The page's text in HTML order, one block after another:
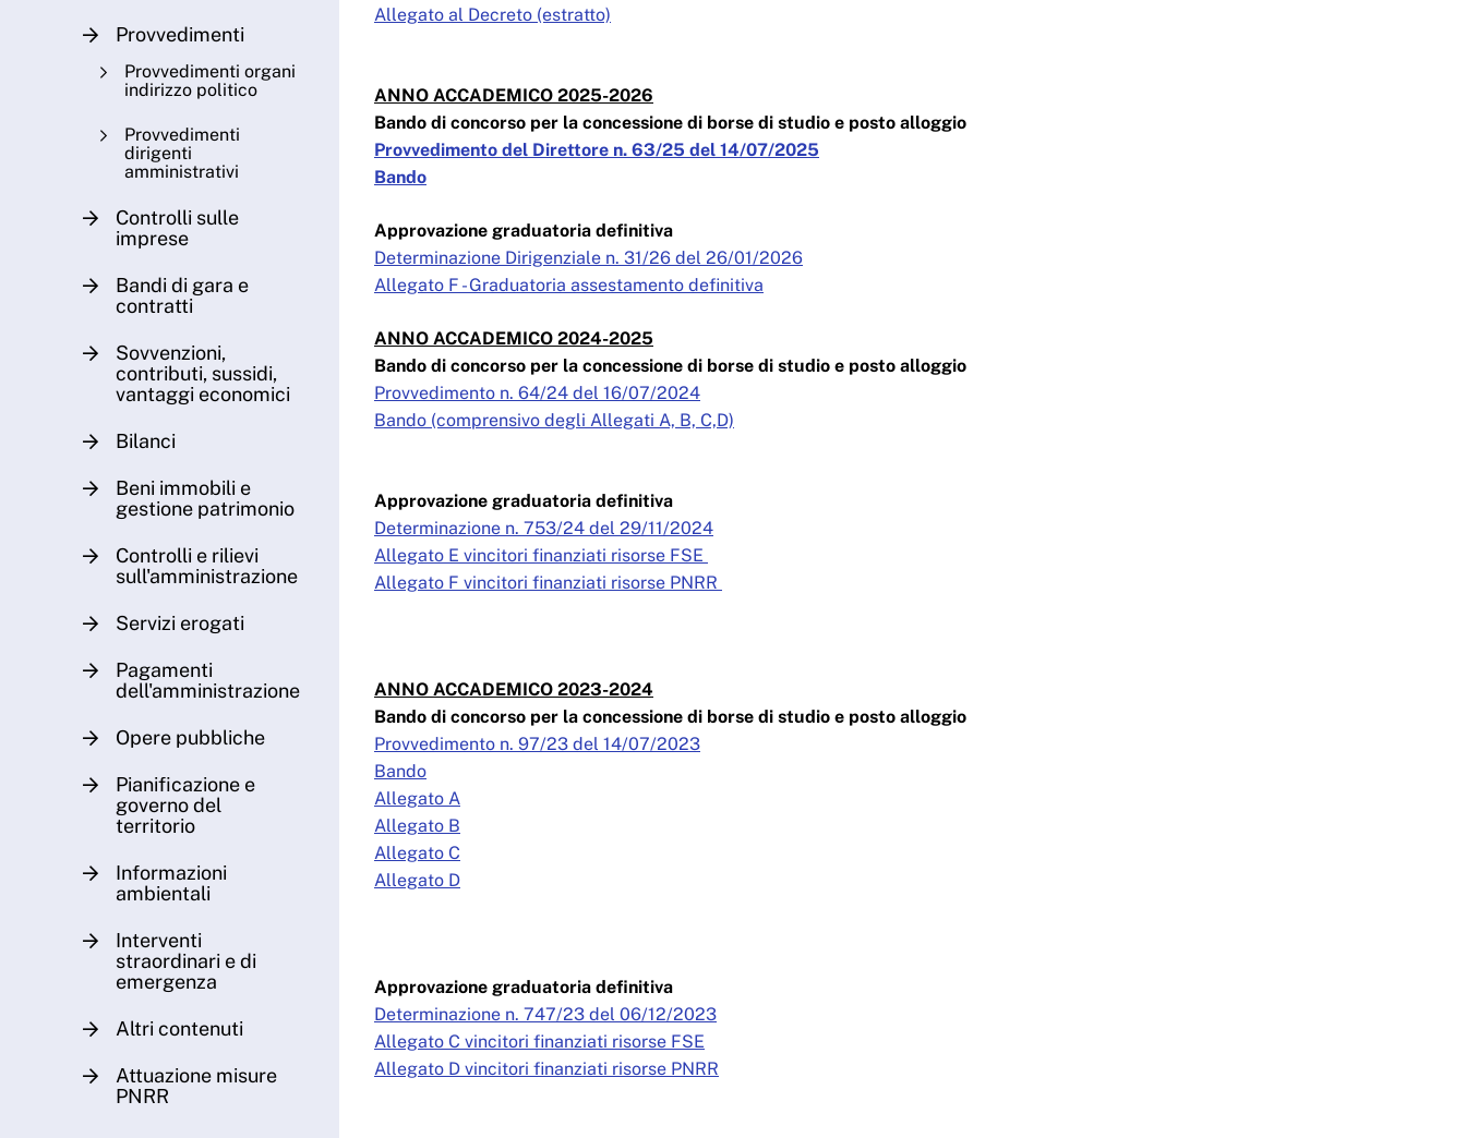
Provvedimenti
Provvedimenti organi
indirizzo politico
Provvedimenti
dirigenti
amministrativi
Controlli sulle
imprese
Bandi di gara e
contratti
Sovvenzioni,
contributi, sussidi,
vantaggi economici
Bilanci
Beni immobili e
gestione patrimonio
Controlli e rilievi
sull'amministrazione
Servizi erogati
Pagamenti
dell'amministrazione
Opere pubbliche
Pianificazione e
governo del
territorio
Informazioni
ambientali
Interventi
straordinari e di
emergenza
Altri contenuti
Attuazione misure
PNRR
Allegato al Decreto (estratto)
ANNO ACCADEMICO 2025-2026
Bando di concorso per la concessione di borse di studio e posto alloggio
Provvedimento del Direttore n. 63/25 del 14/07/2025
Bando
Approvazione graduatoria definitiva
Determinazione Dirigenziale n. 31/26 del 26/01/2026
Allegato F - Graduatoria assestamento definitiva
ANNO ACCADEMICO 2024-2025
Bando di concorso per la concessione di borse di studio e posto alloggio
Provvedimento n. 64/24 del 16/07/2024
Bando (comprensivo degli Allegati A, B, C,D)
Approvazione graduatoria definitiva
Determinazione n. 753/24 del 29/11/2024
Allegato E vincitori finanziati risorse FSE
Allegato F vincitori finanziati risorse PNRR
ANNO ACCADEMICO 2023-2024
Bando di concorso per la concessione di borse di studio e posto alloggio
Provvedimento n. 97/23 del 14/07/2023
Bando
Allegato A
Allegato B
Allegato C
Allegato D
Approvazione graduatoria definitiva
Determinazione n. 747/23 del 06/12/2023
Allegato C vincitori finanziati risorse FSE
Allegato D vincitori finanziati risorse PNRR